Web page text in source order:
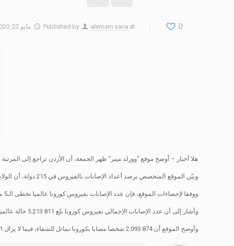
0
Published by alemam sana at مايو 22, 2020
هلا أخبار – أوضح موقع “وورلد ميتر” ظهر الجمعة، أن الأردن تراجع إلى المرتبة 121 بإصابات فيروس كورونا عالميا خلال 3 أسابيع، حيث حل الأردن المرتبة 112 نهاية نيسان الماضي.
وبيّن الموقع المتخصص برصد أعداد الإصابات بالفيروس في 215 دولة، أن الولايات المتحدة لا تزال في المرتبة الأولى بعدد الإصابات، ومن ثم تليها روسيا والبرازيل.
ووفقا لإحصاءات الموقع، فإن عدد الإصابات بفيروس كورونا عالميا تخطى الـ5 مليون إصابة مؤكدة.
وأشار إلى أن عدد الإصابات الإجمالي بفيروس كورونا بلغ 5.213.811 حالة عالميا، فيما بلغ عدد الوفيات 334.996 حالة.
وأوضح الموقع أن 2.093.874 شخصا مصابا بكورونا تماثل للشفاء، فيما لا يزال 2.784.941 شخصا مصابا قيد العلاج، منهم 45.601 شخصا حالتهم تصنف بـ”الخطرة”.